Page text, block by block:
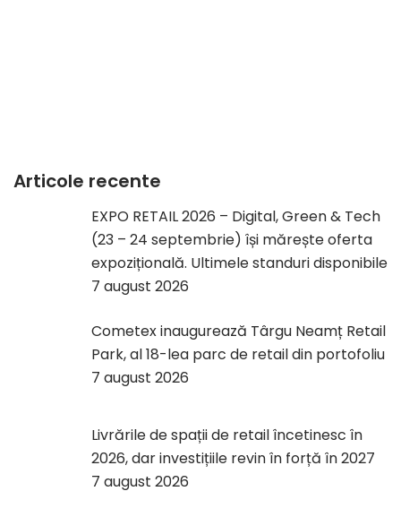
Articole recente
EXPO RETAIL 2026 – Digital, Green & Tech
(23 – 24 septembrie) își mărește oferta
expozițională. Ultimele standuri disponibile
7 august 2026
Cometex inaugurează Târgu Neamț Retail
Park, al 18-lea parc de retail din portofoliu
7 august 2026
Livrările de spații de retail încetinesc în
2026, dar investițiile revin în forță în 2027
7 august 2026